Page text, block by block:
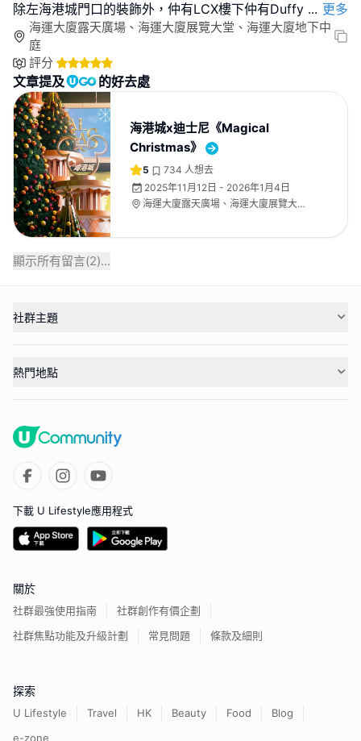
除左海港城門口的裝飾外，仲有LCX樓下仲有Duffy ... 更多
海運大廈露天廣場、海運大廈展覽大堂、海運大廈地下中
庭
評分
文章提及 的好去處
海港城x迪士尼《Magical
Christmas》
5 734 人想去
2025年11月12日 - 2026年1月4日
海運大廈露天廣場、海運大廈展覽大
顯示所有留言(2)...
社群主題
熱門地點
下載 U Lifestyle應用程式
關於
社群最強使用指南
社群創作有價企劃
社群焦點功能及升級計劃
常見問題 條款及細則
探索
U Lifestyle Travel HK Beauty Food
Blog
e-zone